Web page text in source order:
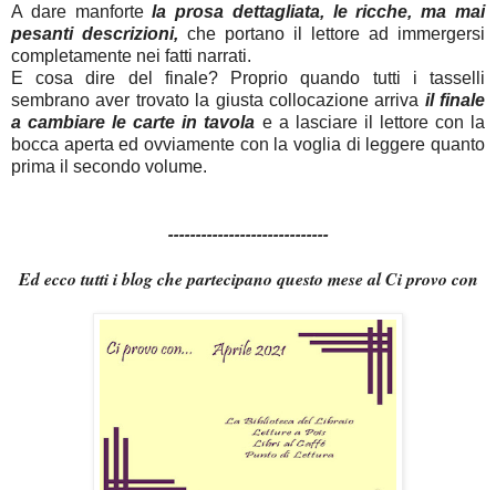
A dare manfortela prosa dettagliata, le ricche, ma mai
pesanti descrizioni, che portano il lettore ad immergersi
completamente nei fatti narrati.
E cosa dire del finale? Proprio quando tutti i tasselli
sembrano aver trovato la giusta collocazione arriva il finale
a cambiare le carte in tavola e a lasciare il lettore con la
bocca aperta ed ovviamente con la voglia di leggere quanto
prima il secondo volume.
-----------------------------
Ed ecco tutti i blog che partecipano questo mese al Ci provo con